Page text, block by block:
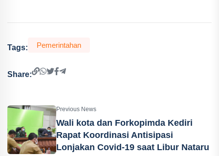
Tags: Pemerintahan
Share:
Previous News
Wali kota dan Forkopimda Kediri
Rapat Koordinasi Antisipasi
Lonjakan Covid-19 saat Libur Nataru